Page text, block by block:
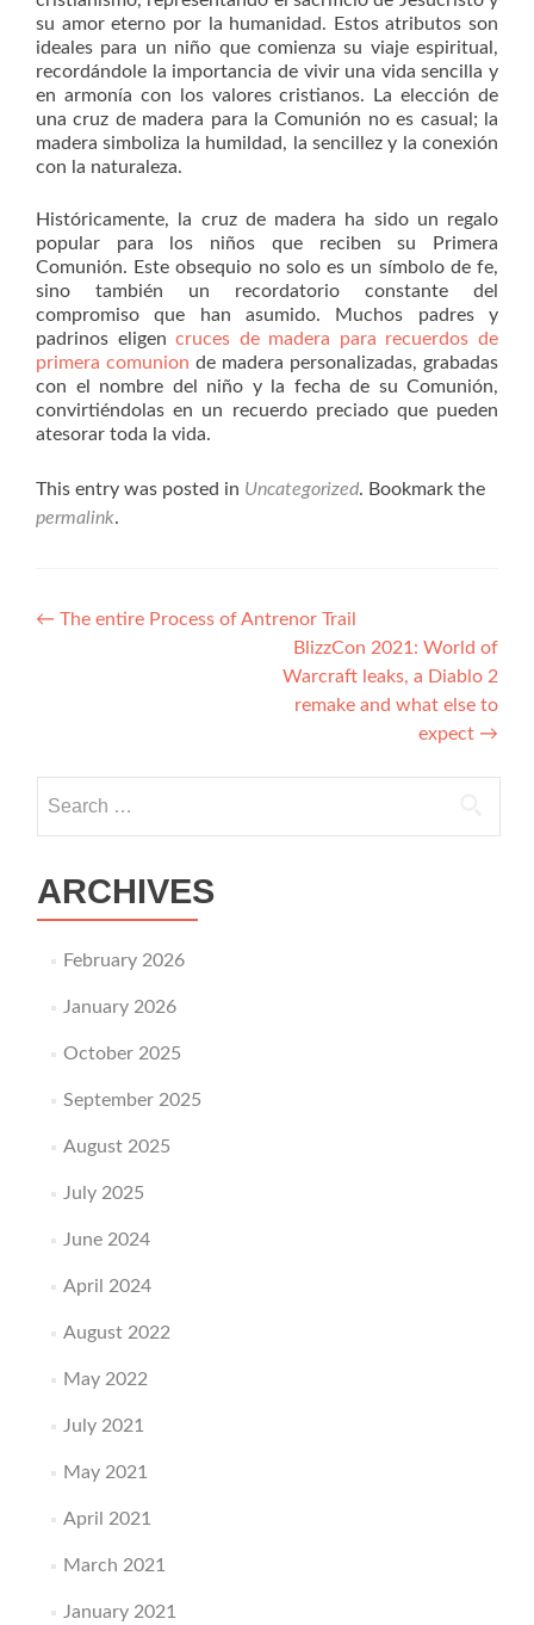
su amor eterno por la humanidad. Estos atributos son
ideales para un niño que comienza su viaje espiritual,
recordándole la importancia de vivir una vida sencilla y
en armonía con los valores cristianos. La elección de
una cruz de madera para la Comunión no es casual; la
madera simboliza la humildad, la sencillez y la conexión
con la naturaleza.
Históricamente, la cruz de madera ha sido un regalo
popular para los niños que reciben su Primera
Comunión. Este obsequio no solo es un símbolo de fe,
sino también un recordatorio constante del
compromiso que han asumido. Muchos padres y
padrinos eligencruces de madera para recuerdos de
primera comunion de madera personalizadas, grabadas
con el nombre del niño y la fecha de su Comunión,
convirtiéndolas en un recuerdo preciado que pueden
atesorar toda la vida.
This entry was posted in Uncategorized. Bookmark the
permalink.
Post navigation
← The entire Process of Antrenor Trail
BlizzCon 2021: World of
Warcraft leaks, a Diablo 2
remake and what else to
expect →
ARCHIVES
February 2026
January 2026
October 2025
September 2025
August 2025
July 2025
June 2024
April 2024
August 2022
May 2022
July 2021
May 2021
April 2021
March 2021
January 2021